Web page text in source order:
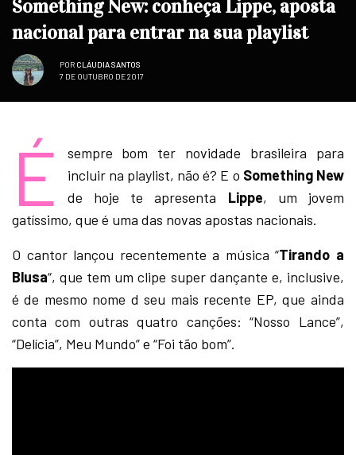
Something New: conheça Lippe, aposta
nacional para entrar na sua playlist
POR CLÁUDIA SANTOS
7 DE OUTUBRO DE 2017
É
sempre bom ter novidade brasileira para
incluir na playlist, não é? E o Something New
de hoje te apresenta Lippe, um jovem
gatíssimo, que é uma das novas apostas nacionais.
O cantor lançou recentemente a música “Tirando a
Blusa“, que tem um clipe super dançante e, inclusive,
é de mesmo nome d seu mais recente EP, que ainda
conta com outras quatro canções: “Nosso Lance”,
“Delícia”, Meu Mundo” e “Foi tão bom”.